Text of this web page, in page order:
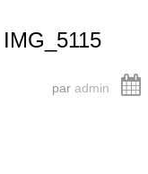
IMG_5115
par admin